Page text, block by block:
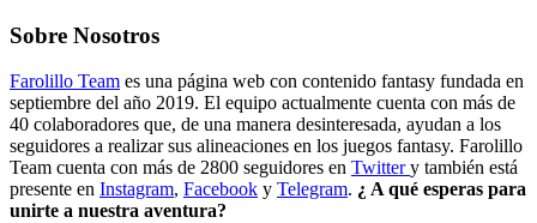
Sobre Nosotros
Farolillo Team es una página web con contenido fantasy fundada en
septiembre del año 2019. El equipo actualmente cuenta con más de
40 colaboradores que, de una manera desinteresada, ayudan a los
seguidores a realizar sus alineaciones en los juegos fantasy. Farolillo
Team cuenta con más de 2800 seguidores en Twittery también está
presente en Instagram, Facebook y Telegram. ¿ A qué esperas para
unirte a nuestra aventura?